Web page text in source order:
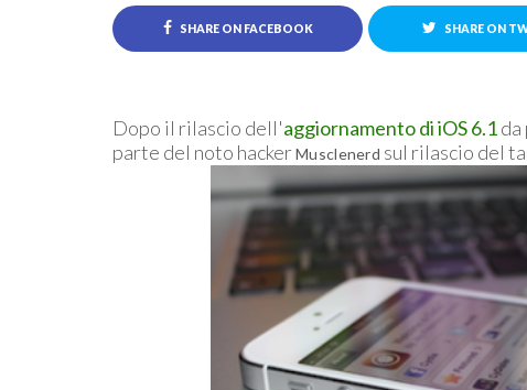
SHARE ON FACEBOOK SHARE ON
Dopo il rilascio dell'aggiornamento di iOS 6.1
parte del noto hackerMusclenerd sul rilascio del